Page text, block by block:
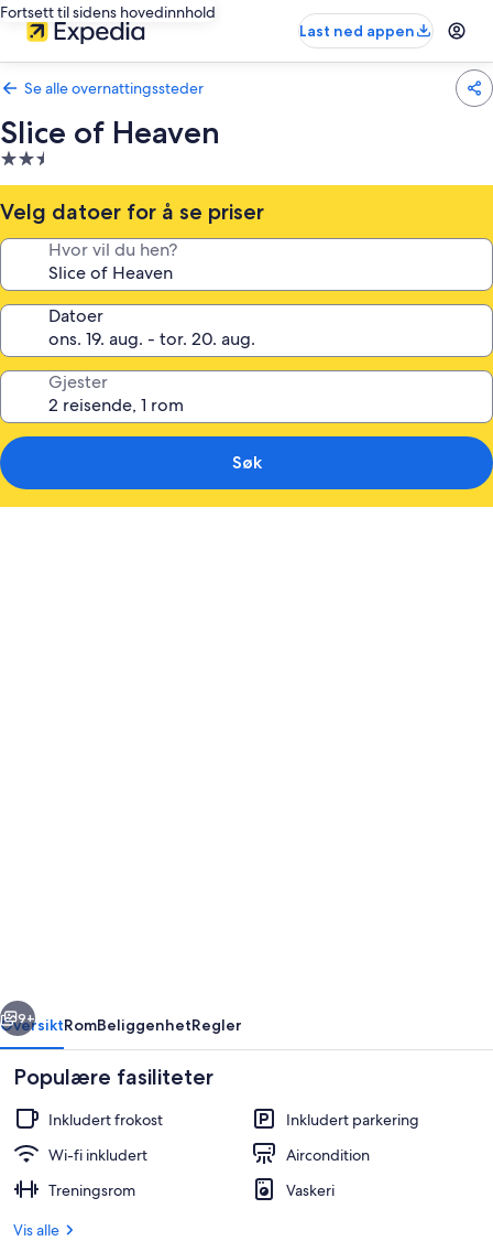
Fortsett til sidens hovedinnhold
Last ned appen
Se alle overnattingssteder
Slice of Heaven
Overnattingssted
med
2.5
stjerner
Velg datoer for å se priser
Hvor vil du hen?
Datoer
Gjester
Søk
9+
OversiktRomBeliggenhetRegler
Populære fasiliteter
Inkludert frokost
Inkludert parkering
Wi-fi inkludert
Aircondition
Treningsrom
Vaskeri
Vis alle